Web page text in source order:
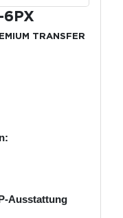
6PX
TRANSFER
Ausstattung